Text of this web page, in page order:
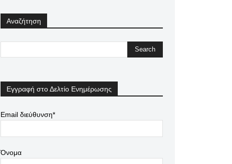
Αναζήτηση
Εγγραφή στο Δελτίο Ενημέρωσης
Email διεύθυνση*
Όνομα